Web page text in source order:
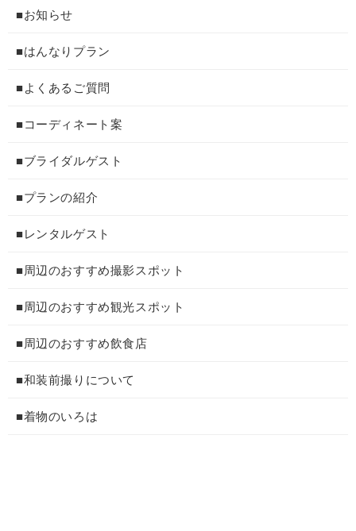
■お知らせ
■はんなりプラン
■よくあるご質問
■コーディネート案
■ブライダルゲスト
■プランの紹介
■レンタルゲスト
■周辺のおすすめ撮影スポット
■周辺のおすすめ観光スポット
■周辺のおすすめ飲食店
■和装前撮りについて
■着物のいろは